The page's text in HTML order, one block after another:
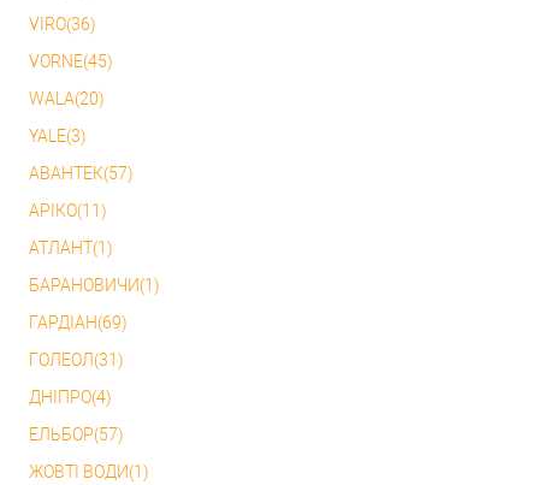
VIRO(36)
VORNE(45)
WALA(20)
YALE(3)
АВАНТЕК(57)
АРІКО(11)
АТЛАНТ(1)
БАРАНОВИЧИ(1)
ГАРДІАН(69)
ГОЛЕОЛ(31)
ДНІПРО(4)
ЕЛЬБОР(57)
ЖОВТІ ВОДИ(1)